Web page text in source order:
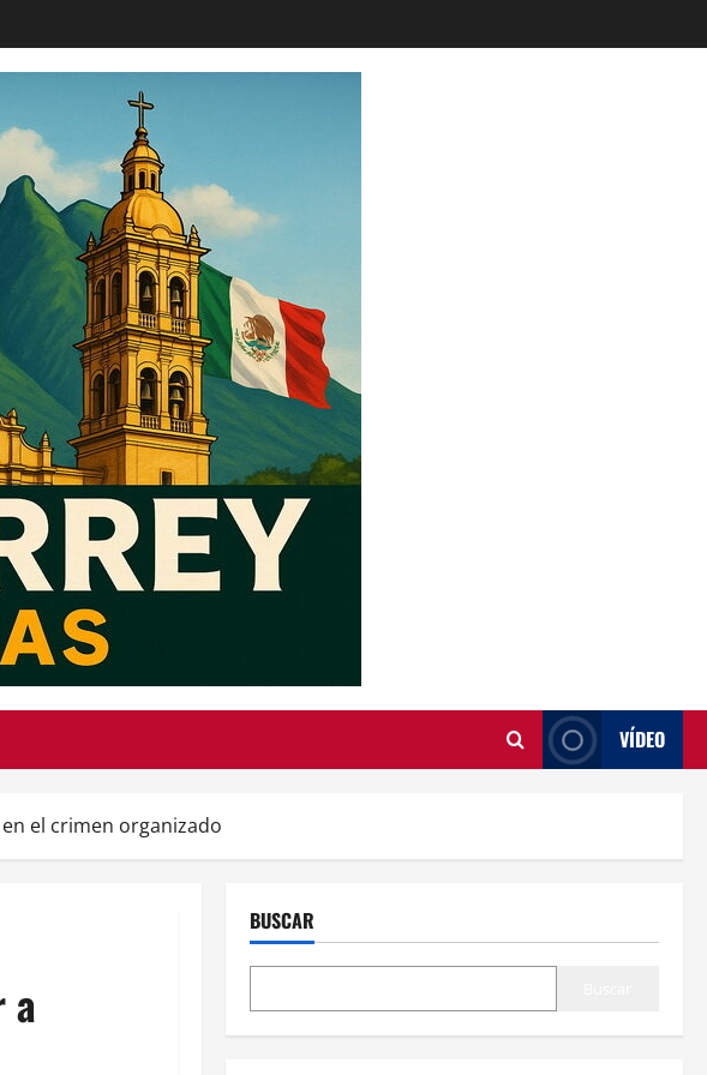
VÍDEO
el crimen organizado
a
BUSCAR